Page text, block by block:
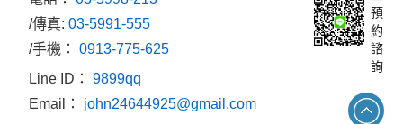
/傳真:03-5991-555
/手機：0913-775-625
Line ID：9899qq
Email： john24644925@gmail.com
預
約
諮
詢